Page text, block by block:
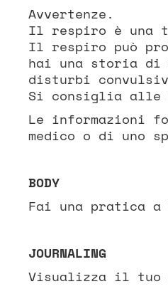
Avvertenze.
Il respiro è una
Il respiro può
hai una storia di
disturbi
Si consiglia alle
Le informazioni
medico o di uno
BODY
Fai una pratica a
JOURNALING
Visualizza il tuo